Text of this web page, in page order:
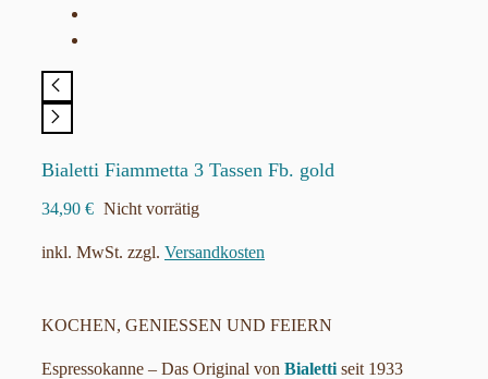
Bialetti Fiammetta 3 Tassen Fb. gold
34,90 € Nicht vorrätig
inkl. MwSt. zzgl. Versandkosten
KOCHEN, GENIESSEN UND FEIERN
Espressokanne – Das Original von Bialetti seit 1933